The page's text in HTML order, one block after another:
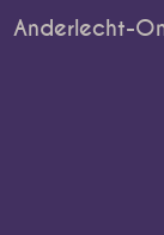
Anderlecht-